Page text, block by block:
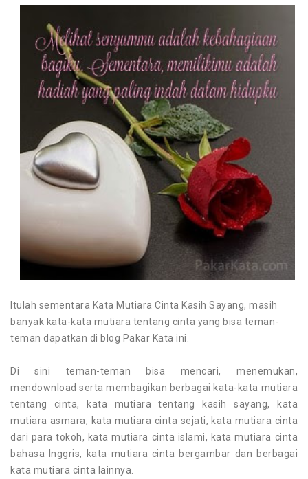
Itulah sementara Kata Mutiara Cinta Kasih Sayang, masih
banyak kata-kata mutiara tentang cinta yang bisa teman-
teman dapatkan di blog Pakar Kata ini.
Di sini teman-teman bisa mencari, menemukan,
mendownload serta membagikan berbagai kata-kata mutiara
tentang cinta, kata mutiara tentang kasih sayang, kata
mutiara asmara, kata mutiara cinta sejati, kata mutiara cinta
dari para tokoh, kata mutiara cinta islami, kata mutiara cinta
bahasa Inggris, kata mutiara cinta bergambar dan berbagai
kata mutiara cinta lainnya.